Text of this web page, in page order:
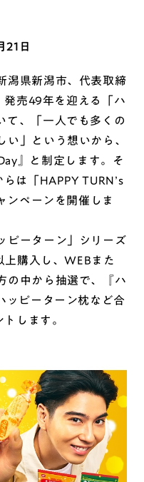
日
潟県新潟市、代表取締
発売49年を迎える「ハ
て、「一人でも多くの
い」という想いから、
』と制定します。そ
は「HAPPY TURN’s
ペーンを開催しま
ピーターン」シリーズ
購入し、WEBまた
の中から抽選で、『ハ
ッピーターン枕など合
します。